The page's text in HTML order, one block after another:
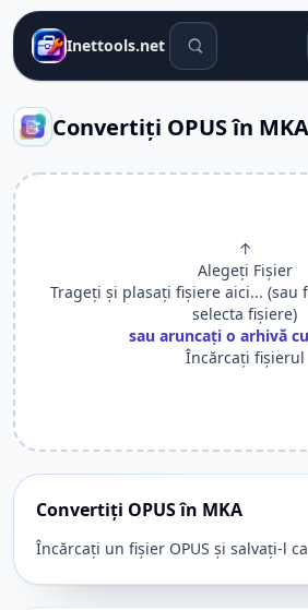
Inettools.net Instrumente de
Convertiți OPUS în MKA
↑
Alegeți Fișier
Trageți și plasați fișiere aici... (sau
selecta fișiere)
sau aruncați o arhivă
Încărcați fișierul
Convertiți OPUS în MKA
Încărcați un fișier OPUS și salvați-l